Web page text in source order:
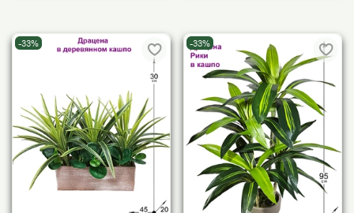
-33% -33%